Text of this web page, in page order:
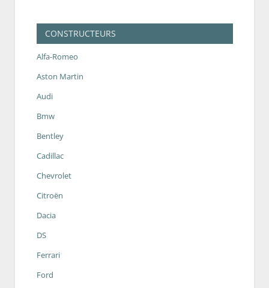
CONSTRUCTEURS
Alfa-Romeo
Aston Martin
Audi
Bmw
Bentley
Cadillac
Chevrolet
Citroën
Dacia
DS
Ferrari
Ford